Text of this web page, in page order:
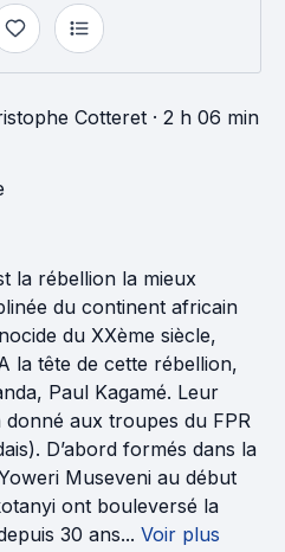
Cotteret · 2 h 06 min
la rébellion la mieux
du continent africain
du XXème siècle,
la tête de cette rébellion,
Paul Kagamé. Leur
aux troupes du FPR
D’abord formés dans la
Museveni au début
ont bouleversé la
30 ans... Voir plus